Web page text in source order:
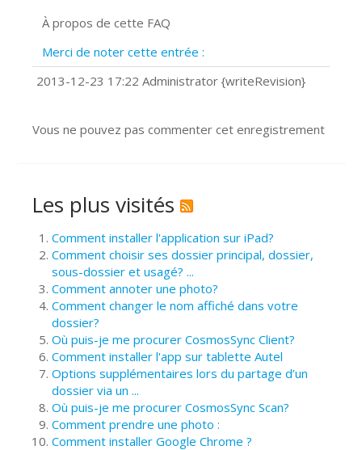
Prise de vue 360°
?
Comment accéder à votre compte
À propos de cette FAQ
Merci de noter cette entrée :
2013-12-23 17:22 Administrator {writeRevision}
Vous ne pouvez pas commenter cet enregistrement
Les plus visités
Comment installer l'application sur iPad?
Comment choisir ses dossier principal, dossier,
sous-dossier et usagé? ...
Comment annoter une photo?
Comment changer le nom affiché dans votre
dossier?
Où puis-je me procurer CosmosSync Client?
Comment installer l'app sur tablette Autel
Options supplémentaires lors du partage d’un
dossier via un ...
Où puis-je me procurer CosmosSync Scan?
Comment prendre une photo :
Comment installer Google Chrome ?